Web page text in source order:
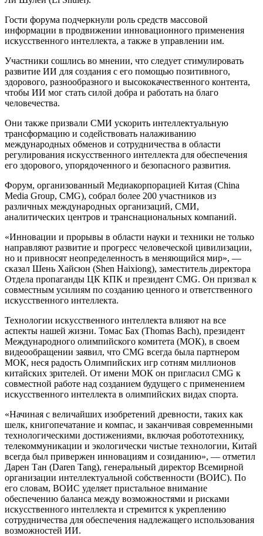
Гости форума подчеркнули роль средств массовой
информации в продвижении инновационного применения
искусственного интеллекта, а также в управлении им.
Участники сошлись во мнении, что следует стимулировать
развитие ИИ для создания с его помощью позитивного,
здорового, разнообразного и высококачественного контента,
чтобы ИИ мог стать силой добра и работать на благо
человечества.
Они также призвали СМИ ускорить интеллектуальную
трансформацию и содействовать налаживанию
международных обменов и сотрудничества в области
регулирования искусственного интеллекта для обеспечения
его здорового, упорядоченного и безопасного развития.
Форум, организованный Медиакорпорацией Китая (China
Media Group, CMG), собрал более 200 участников из
различных международных организаций, СМИ,
аналитических центров и транснациональных компаний.
«Инновации и прорывы в области науки и техники не только
направляют развитие и прогресс человеческой цивилизации,
но и привносят неопределенность в меняющийся мир», —
сказал Шень Хайсюн (Shen Haixiong), заместитель директора
Отдела пропаганды ЦК КПК и президент CMG. Он призвал к
совместным усилиям по созданию ценного и ответственного
искусственного интеллекта.
Технологии искусственного интеллекта влияют на все
аспекты нашей жизни. Томас Бах (Thomas Bach), президент
Международного олимпийского комитета (МОК), в своем
видеообращении заявил, что CMG всегда была партнером
МОК, неся радость Олимпийских игр сотням миллионов
китайских зрителей. От имени МОК он пригласил CMG к
совместной работе над созданием будущего с применением
искусственного интеллекта в олимпийских видах спорта.
«Начиная с величайших изобретений древности, таких как
шелк, книгопечатание и компас, и заканчивая современными
технологическими достижениями, включая робототехнику,
телекоммуникации и экологически чистые технологии, Китай
всегда был привержен инновациям и созиданию», — отметил
Дарен Тан (Daren Tang), генеральный директор Всемирной
организации интеллектуальной собственности (ВОИС). По
его словам, ВОИС уделяет пристальное внимание
обеспечению баланса между возможностями и рисками
искусственного интеллекта и стремится к укреплению
сотрудничества для обеспечения надлежащего использования
возможностей ИИ.